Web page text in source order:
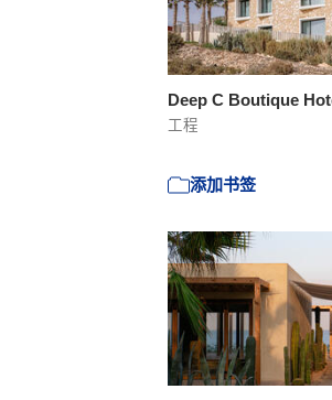
Deep C Boutique
工程
添加书签